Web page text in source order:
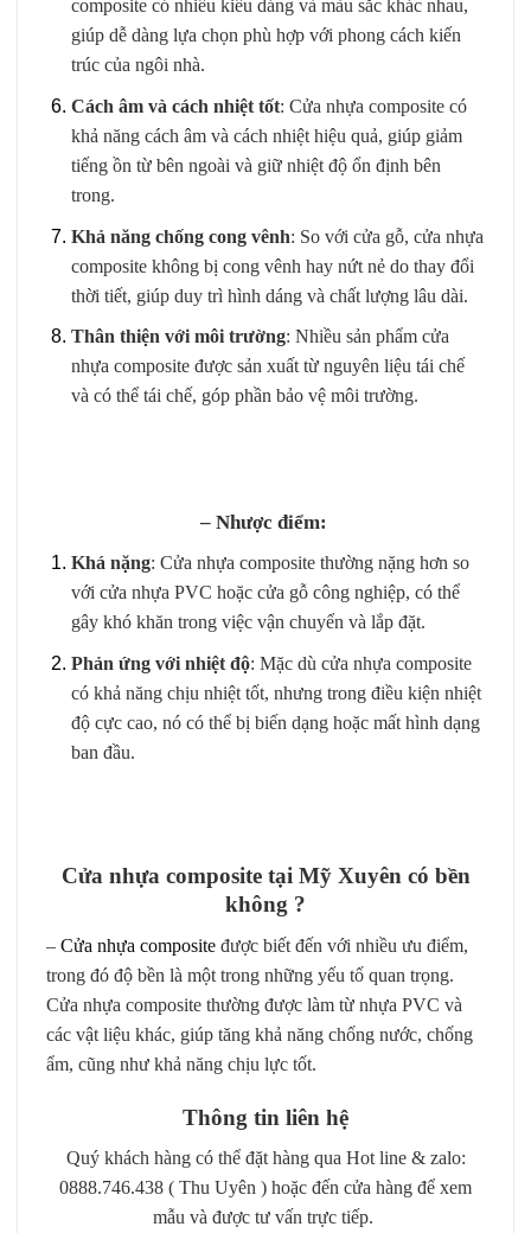
composite có nhiều kiểu dáng và màu sắc khác nhau,
giúp dễ dàng lựa chọn phù hợp với phong cách kiến
trúc của ngôi nhà.
Cách âm và cách nhiệt tốt: Cửa nhựa composite có
khả năng cách âm và cách nhiệt hiệu quả, giúp giảm
tiếng ồn từ bên ngoài và giữ nhiệt độ ổn định bên
trong.
Khả năng chống cong vênh: So với cửa gỗ, cửa nhựa
composite không bị cong vênh hay nứt nẻ do thay đổi
thời tiết, giúp duy trì hình dáng và chất lượng lâu dài.
Thân thiện với môi trường: Nhiều sản phẩm cửa
nhựa composite được sản xuất từ nguyên liệu tái chế
và có thể tái chế, góp phần bảo vệ môi trường.
– Nhược điểm:
Khá nặng: Cửa nhựa composite thường nặng hơn so
với cửa nhựa PVC hoặc cửa gỗ công nghiệp, có thể
gây khó khăn trong việc vận chuyển và lắp đặt.
Phản ứng với nhiệt độ: Mặc dù cửa nhựa composite
có khả năng chịu nhiệt tốt, nhưng trong điều kiện nhiệt
độ cực cao, nó có thể bị biến dạng hoặc mất hình dạng
ban đầu.
Cửa nhựa composite tại Mỹ Xuyên có bền
không ?
– Cửa nhựa composite được biết đến với nhiều ưu điểm,
trong đó độ bền là một trong những yếu tố quan trọng.
Cửa nhựa composite thường được làm từ nhựa PVC và
các vật liệu khác, giúp tăng khả năng chống nước, chống
ẩm, cũng như khả năng chịu lực tốt.
Thông tin liên hệ
Quý khách hàng có thể đặt hàng qua Hot line & zalo:
0888.746.438 ( Thu Uyên ) hoặc đến cửa hàng để xem
mẫu và được tư vấn trực tiếp.